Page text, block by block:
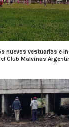
nuevos vestuarios e
Club Malvinas